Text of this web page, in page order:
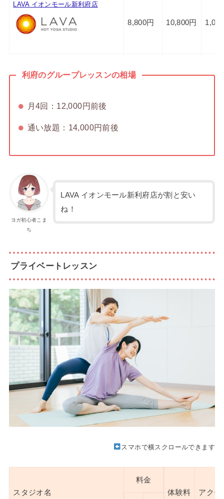
LAVA イオンモール新利府店
8,800円 10,800円
利府のグループレッスンの相場
月4回：12,000円前後
通い放題：14,000円前後
ヨガ初心者こま
ち
LAVA イオンモール新利府店が割と安い
ね！
プライベートレッスン
スマホで横スクロールできます
スタジオ名
料金
体験料
アクセ